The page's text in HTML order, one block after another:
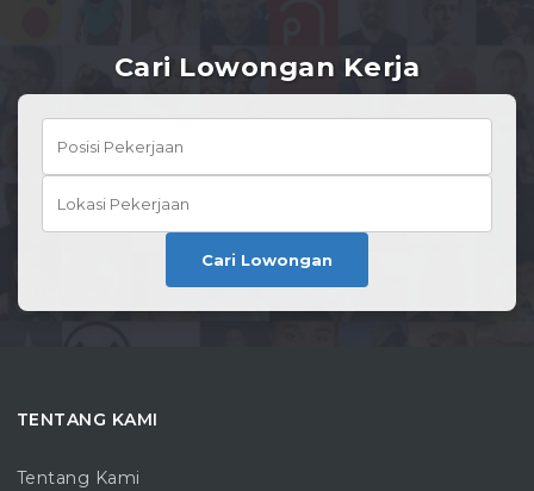
Cari Lowongan Kerja
Cari Lowongan
TENTANG KAMI
Tentang Kami